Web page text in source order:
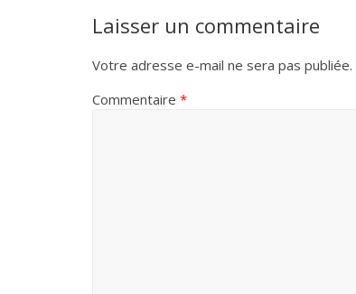
Laisser un commentaire
Votre adresse e-mail ne sera pas publiée.
Commentaire *